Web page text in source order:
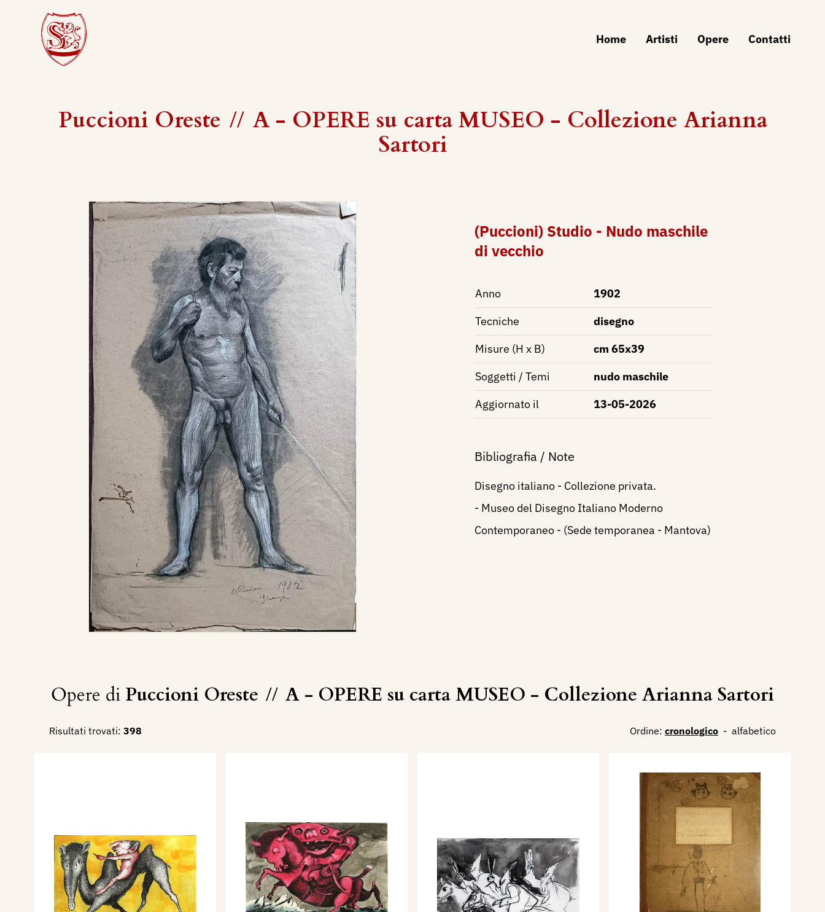
Home Artisti Opere Contatti
Puccioni Oreste // A - OPERE su carta MUSEO - Collezione Arianna
Sartori
(Puccioni) Studio - Nudo maschile
di vecchio
Anno
1902
Tecniche
disegno
Misure (H x B)
cm 65x39
Soggetti / Temi
nudo maschile
Aggiornato il
13-05-2026
Bibliografia / Note
Disegno italiano - Collezione privata.
- Museo del Disegno Italiano Moderno
Contemporaneo - (Sede temporanea - Mantova)
Opere diPuccioni Oreste // A - OPERE su carta MUSEO - Collezione Arianna Sartori
Risultati trovati: 398 Ordine: cronologico - alfabetico